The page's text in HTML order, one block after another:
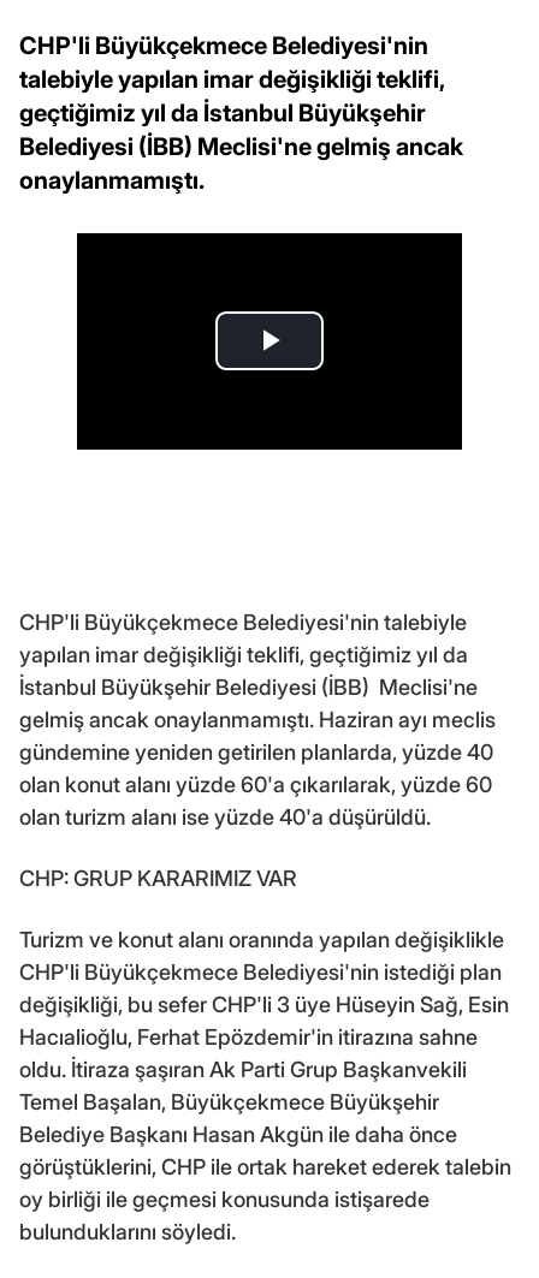
CHP'li Büyükçekmece Belediyesi'nin
talebiyle yapılan imar değişikliği teklifi,
geçtiğimiz yıl da İstanbul Büyükşehir
Belediyesi (İBB) Meclisi'ne gelmiş ancak
onaylanmamıştı.
CHP'li Büyükçekmece Belediyesi'nin talebiyle
yapılan imar değişikliği teklifi, geçtiğimiz yıl da
İstanbul Büyükşehir Belediyesi (İBB) Meclisi'ne
gelmiş ancak onaylanmamıştı. Haziran ayı meclis
gündemine yeniden getirilen planlarda, yüzde 40
olan konut alanı yüzde 60'a çıkarılarak, yüzde 60
olan turizm alanı ise yüzde 40'a düşürüldü.
CHP: GRUP KARARIMIZ VAR
Turizm ve konut alanı oranında yapılan değişiklikle
CHP'li Büyükçekmece Belediyesi'nin istediği plan
değişikliği, bu sefer CHP'li 3 üye Hüseyin Sağ, Esin
Hacıalioğlu, Ferhat Epözdemir'in itirazına sahne
oldu. İtiraza şaşıran Ak Parti Grup Başkanvekili
Temel Başalan, Büyükçekmece Büyükşehir
Belediye Başkanı Hasan Akgün ile daha önce
görüştüklerini, CHP ile ortak hareket ederek talebin
oy birliği ile geçmesi konusunda istişarede
bulunduklarını söyledi.